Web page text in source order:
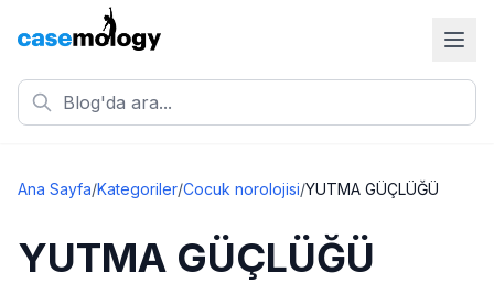
Ana Sayfa/Kategoriler/Cocuk norolojisi/YUTMA GÜÇLÜĞÜ
YUTMA GÜÇLÜĞÜ